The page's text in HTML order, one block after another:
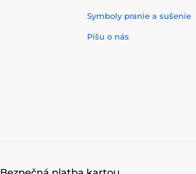
Symboly pranie a sušenie
Píšu o nás